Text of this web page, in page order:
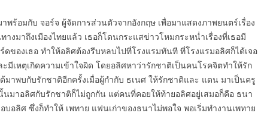
พร้อมกับ จอร์จ ผู้จัดการส่วนตัวจากอังกฤษ เพื่อมาแสดงภาพยนตร์เรื่อง
งมาถึงเมืองไทยแล้ว เธอก็โดนกระแสข่าวโหมกระหน่ำเรื่องที่เธอมี
ของเธอ ทำให้อลิศต้องรีบหลบไปที่โรงแรมทันที ที่โรงแรมอลิศก็ได้เจอ
มีเหตุเกิดความเข้าใจผิด โดยอลิศหาว่ารักชาติเป็นคนโรคจิตทำให้รัก
มาพบกับรักชาติอีกครั้งเมื่อผู้กำกับ ธเนศ ให้รักชาติและ แดน มาเป็นครู
มาอลิศกับรักชาติก็ไม่ถูกกัน แต่คนที่คอยให้ท้ายอลิศอยู่เสมอก็คือ ธนา
บอลิศ ซึ่งก็ทำให้ เพทาย แฟนเก่าของธนาไม่พอใจ พอเริ่มทำงานเพทาย